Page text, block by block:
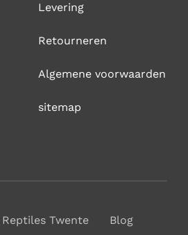
Levering
Retourneren
Algemene voorwaarden
sitemap
Twente
Blog